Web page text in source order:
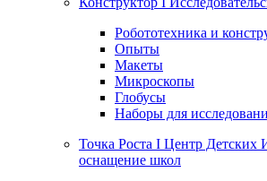
Робототехника и
Опыты
Макеты
Микроскопы
Глобусы
Наборы для
Точка Роста I Центр Детских
оснащение школ